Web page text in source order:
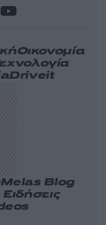
Οικονομία
Driveit
Melas Blog